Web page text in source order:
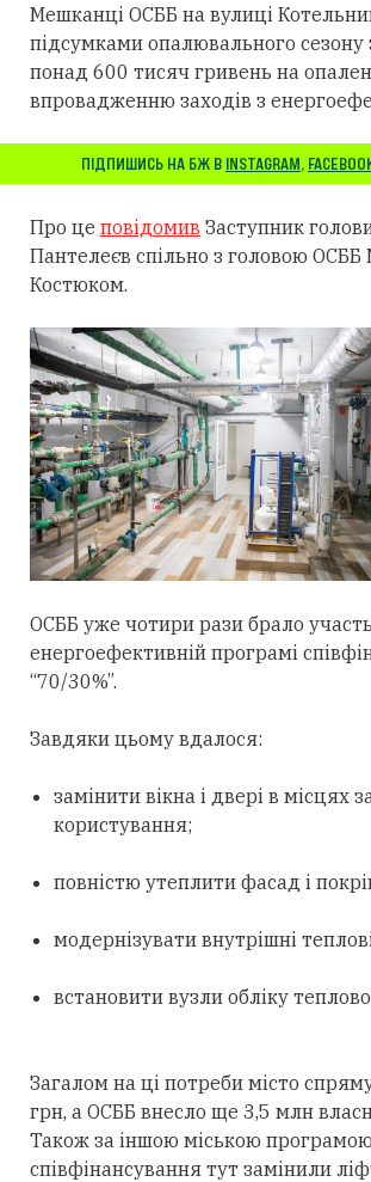
Мешканці ОСББ на вулиці
підсумками опалювального
понад 600 тисяч гривень на
впровадженню заходів з
ПІДПИШИСЬ НА БЖ В INSTAGRAM,
Про це повідомив Заступник
Пантелеєв спільно з головою
Костюком.
ОСББ уже чотири рази брало участь
енергоефективній програмі
“70/30%”.
Завдяки цьому вдалося:
замінити вікна і двері в місцях
користування;
повністю утеплити фасад і
модернізувати внутрішні
встановити вузли обліку
Загалом на ці потреби місто
грн, а ОСББ внесло ще 3,5 млн
Також за іншою міською
співфінансування тут замінили